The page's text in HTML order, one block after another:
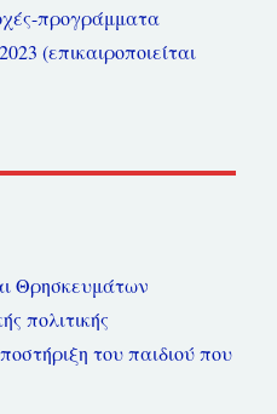
προγράμματα
(επικαιροποιείται
Θρησκευμάτων
πολιτικής
του παιδιού που